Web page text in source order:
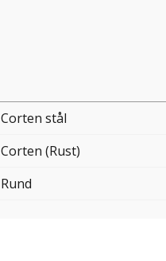
Corten stål
Corten (Rust)
Rund